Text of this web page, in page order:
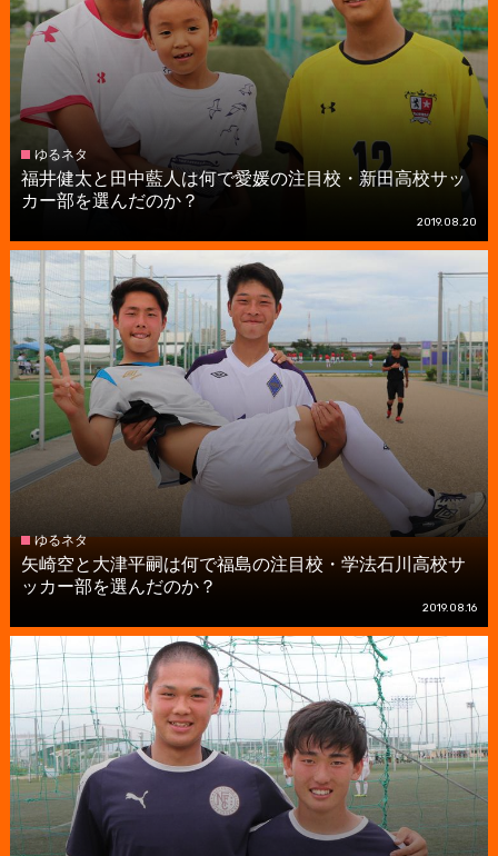
ゆるネタ
福井健太と田中藍人は何で愛媛の注目校・新田高校サッ
カー部を選んだのか？
2019.08.20
ゆるネタ
矢崎空と大津平嗣は何で福島の注目校・学法石川高校サ
ッカー部を選んだのか？
2019.08.16